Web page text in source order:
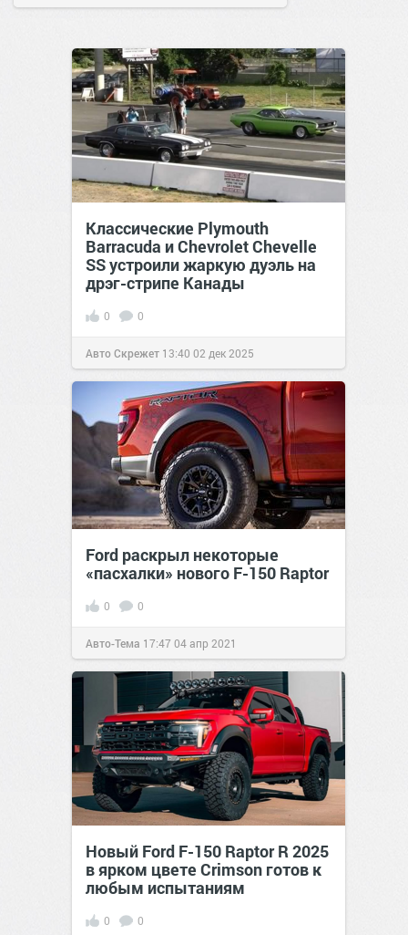
Классические Plymouth
Barracuda и Chevrolet Chevelle
SS устроили жаркую дуэль на
дрэг-стрипе Канады
0 0
Авто Скрежет 13:40 02 дек 2025
Ford раскрыл некоторые
«пасхалки» нового F-150 Raptor
0 0
Авто-Тема 17:47 04 апр 2021
Новый Ford F-150 Raptor R 2025
в ярком цвете Crimson готов к
любым испытаниям
0 0